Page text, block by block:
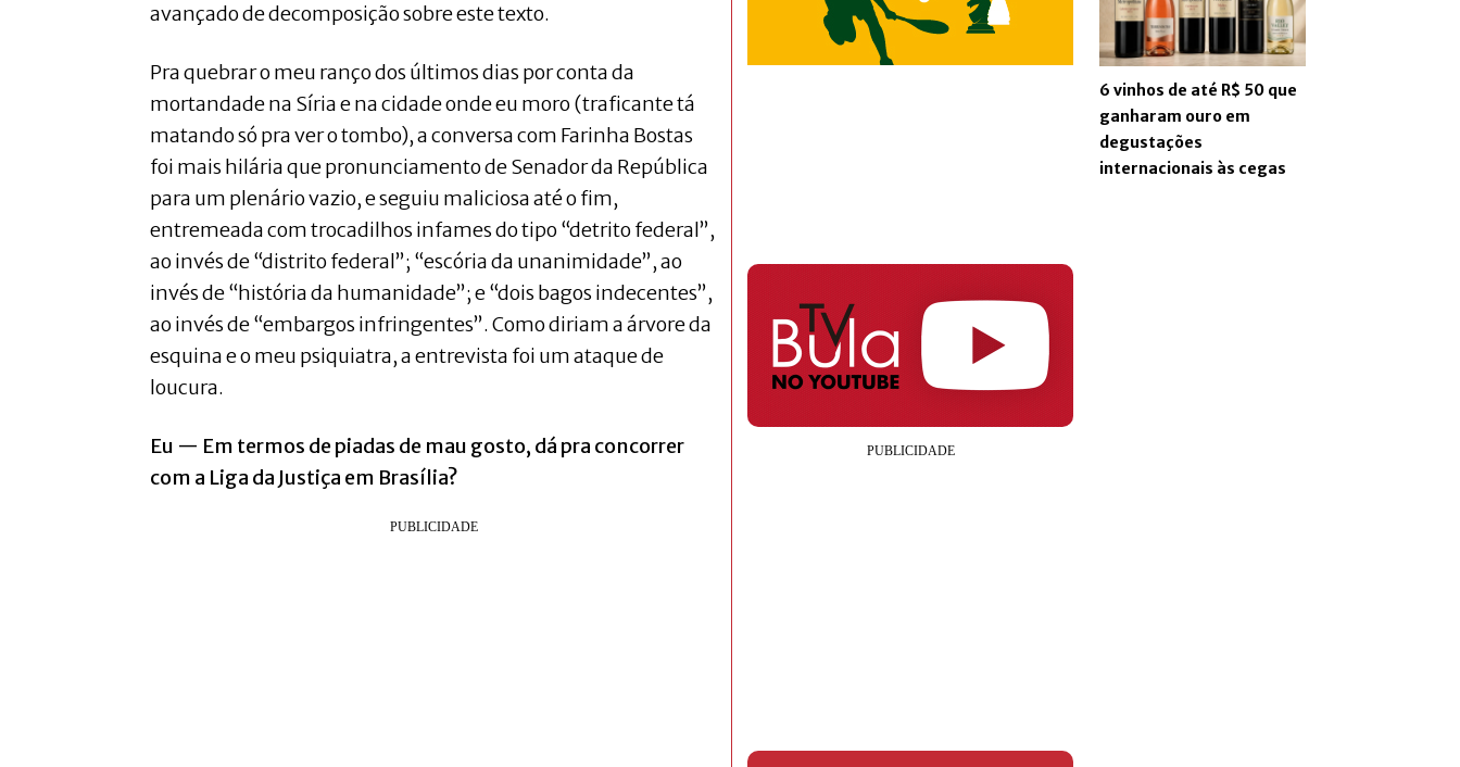
avançado de decomposição sobre este texto.
Pra quebrar o meu ranço dos últimos dias por conta da
mortandade na Síria e na cidade onde eu moro (traficante tá
matando só pra ver o tombo), a conversa com Farinha Bostas
foi mais hilária que pronunciamento de Senador da República
para um plenário vazio, e seguiu maliciosa até o fim,
entremeada com trocadilhos infames do tipo “detrito federal”,
ao invés de “distrito federal”; “escória da unanimidade”, ao
invés de “história da humanidade”; e “dois bagos indecentes”,
ao invés de “embargos infringentes”. Como diriam a árvore da
esquina e o meu psiquiatra, a entrevista foi um ataque de
loucura.
Eu — Em termos de piadas de mau gosto, dá pra concorrer
com a Liga da Justiça em Brasília?
6 vinhos de até R$ 50 que
ganharam ouro em
degustações
internacionais às cegas